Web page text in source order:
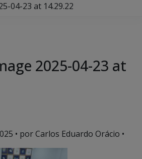
04-23 at 14.29.22
2025-04-23 at
• por Carlos Eduardo Orácio •